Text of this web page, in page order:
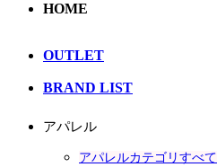
HOME
OUTLET
BRAND LIST
アパレル
アパレルカテゴリすべて